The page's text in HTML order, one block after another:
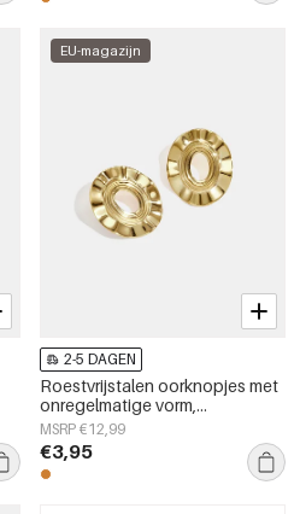
EU-magazijn
2-5 DAGEN
Roestvrijstalen oorknopjes met
onregelmatige vorm,
eenvoudige, alledaagse serie,
dames sieraden
MSRP €12,99
€3,95